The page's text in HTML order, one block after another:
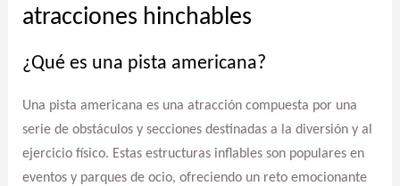
atracciones hinchables
¿Qué es una pista americana?
Una pista americana es una atracción compuesta por una
serie de obstáculos y secciones destinadas a la diversión y al
ejercicio físico. Estas estructuras inflables son populares en
eventos y parques de ocio, ofreciendo un reto emocionante